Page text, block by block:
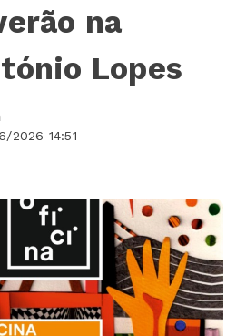
na
Lopes
2026 14:51